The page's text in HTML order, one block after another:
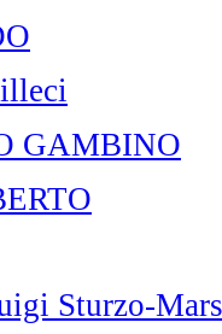
GAMBINO
Sturzo-